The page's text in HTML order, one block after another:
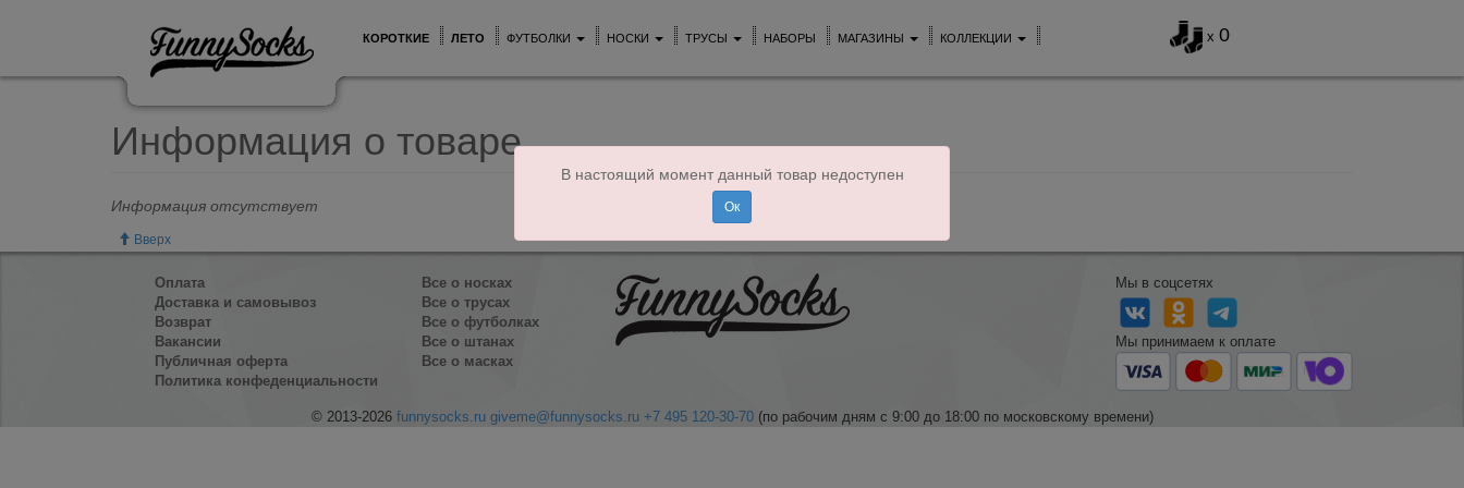
x 0
КОРОТКИЕ ЛЕТО ФУТБОЛКИ НОСКИ ТРУСЫ НАБОРЫ МАГАЗИНЫ КОЛЛЕКЦИИ
В настоящий момент данный товар недоступен
Ок
Информация о товаре
Информация отсутствует
Вверх
Оплата
Доставка и самовывоз
Возврат
Вакансии
Публичная оферта
Политика конфеденциальности
Все о носках
Все о трусах
Все о футболках
Все о штанах
Все о масках
Мы в соцсетях
Мы принимаем к оплате
© 2013-2026 funnysocks.ru giveme@funnysocks.ru +7 495 120-30-70(по рабочим дням с 9:00 до 18:00 по московскому времени)